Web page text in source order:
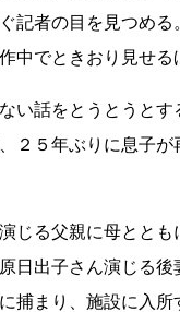
記者の目を見つめ
中でときおり見せ
い話をとうとうと
２５年ぶりに息子
じる父親に母とと
日出子さん演じる
捕まり、施設に入